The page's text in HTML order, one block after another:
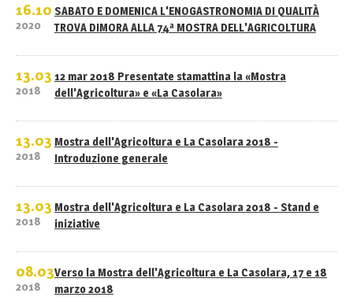
16.10
2020
SABATO E DOMENICA L'ENOGASTRONOMIA DI QUALITÀ
TROVA DIMORA ALLA 74ª MOSTRA DELL'AGRICOLTURA
13.03
2018
12 mar 2018 Presentate stamattina la «Mostra
dell'Agricoltura» e «La Casolara»
13.03
2018
Mostra dell'Agricoltura e La Casolara 2018 -
Introduzione generale
13.03
2018
Mostra dell'Agricoltura e La Casolara 2018 - Stand e
iniziative
08.03
2018
Verso la Mostra dell'Agricoltura e La Casolara, 17 e 18
marzo 2018